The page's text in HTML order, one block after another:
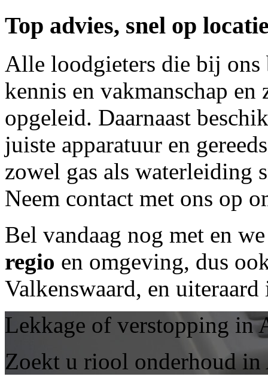
Top advies, snel op
Alle loodgieters die bij
kennis en vakmanschap
opgeleid. Daarnaast
juiste apparatuur en
zowel gas als waterleiding
Neem contact met ons op
Bel vandaag nog met en
regio en omgeving, dus
Valkenswaard, en
Lekkage of verstopping in
Zoekt u riool onderhoud in